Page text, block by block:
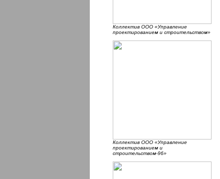
Коллектив ООО «Управление
проектированием и строительством»
Коллектив ООО «Управление
проектированием и
строительством-96»